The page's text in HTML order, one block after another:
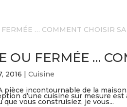
OU FERMÉE …
2016 |Cuisine
pièce incontournable de la
d’une cuisine sur mesure
que vous construisiez, je vous...